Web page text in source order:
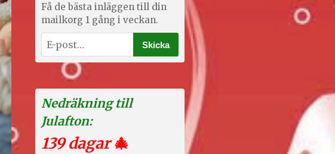
Få de bästa inläggen till din
mailkorg 1 gång i veckan.
Nedräkning till
Julafton:
139 dagar🎄